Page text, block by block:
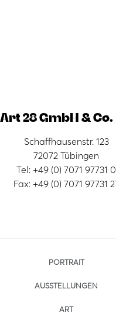
Art 28 GmbH & Co.
Schaffhausenstr. 123
72072 Tübingen
Tel: +49 (0) 7071 97731 0
Fax: +49 (0) 7071 97731
PORTRAIT
AUSSTELLUNGEN
ART